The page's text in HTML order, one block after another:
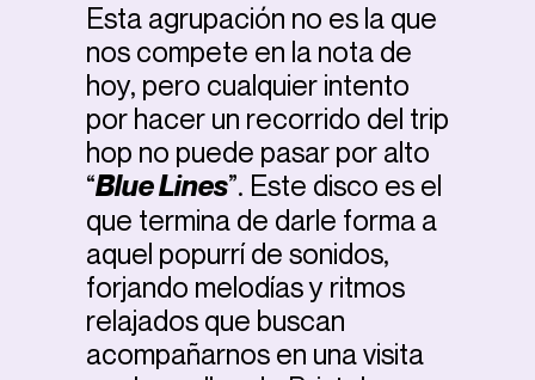
Esta agrupación no es la que
nos compete en la nota de
hoy, pero cualquier intento
por hacer un recorrido del trip
hop no puede pasar por alto
“Blue Lines”. Este disco es el
que termina de darle forma a
aquel popurrí de sonidos,
forjando melodías y ritmos
relajados que buscan
acompañarnos en una visita